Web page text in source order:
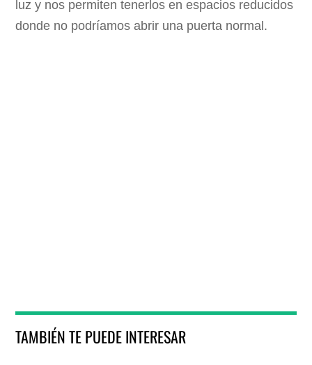
luz y nos permiten tenerlos en espacios reducidos
donde no podríamos abrir una puerta normal.
TAMBIÉN TE PUEDE INTERESAR